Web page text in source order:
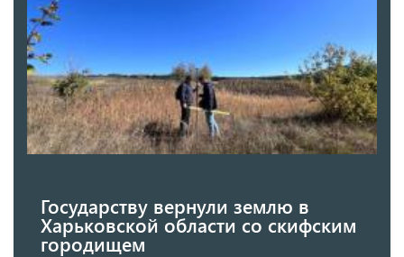
Государству вернули землю в
Харьковской области со скифским
городищем